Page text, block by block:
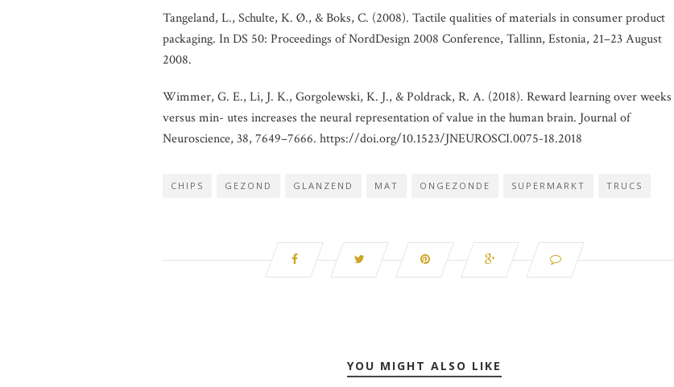
Tangeland, L., Schulte, K. Ø., & Boks, C. (2008). Tactile qualities of materials in consumer product
packaging. In DS 50: Proceedings of NordDesign 2008 Conference, Tallinn, Estonia, 21–23 August
2008.
Wimmer, G. E., Li, J. K., Gorgolewski, K. J., & Poldrack, R. A. (2018). Reward learning over weeks
versus min- utes increases the neural representation of value in the human brain. Journal of
Neuroscience, 38, 7649–7666. https://doi.org/10.1523/JNEUROSCI.0075-18.2018
CHIPS GEZOND GLANZEND MAT ONGEZONDE SUPERMARKT TRUCS
YOU MIGHT ALSO LIKE